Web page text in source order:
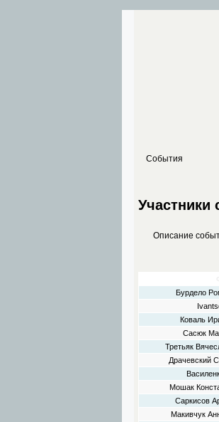
События
Участники
Описание
Бурдело
Коваль
Сасюк
Третьяк
Драчевский
Мошак
Саркисов
Макивчук